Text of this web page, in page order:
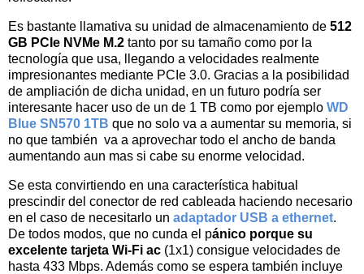
Es bastante llamativa su unidad de almacenamiento de 512
GB PCIe NVMe M.2 tanto por su tamaño como por la
tecnología que usa, llegando a velocidades realmente
impresionantes mediante PCIe 3.0. Gracias a la posibilidad
de ampliación de dicha unidad, en un futuro podría ser
interesante hacer uso de un de 1 TB como por ejemplo WD
Blue SN570 1TB que no solo va a aumentar su memoria, si
no que también va a aprovechar todo el ancho de banda
aumentando aun mas si cabe su enorme velocidad.
Se esta convirtiendo en una característica habitual
prescindir del conector de red cableada haciendo necesario
en el caso de necesitarlo un adaptador USB a ethernet.
De todos modos, que no cunda el pánico porque su
excelente tarjeta Wi-Fi ac (1x1) consigue velocidades de
hasta 433 Mbps. Además como se espera también incluye